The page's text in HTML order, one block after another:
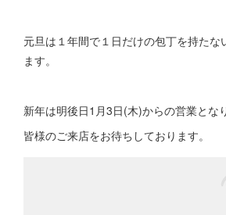
元旦は１年間で１日だけの包丁を持たな
ます。
新年は明後日1月3日(木)からの営業とな
皆様のご来店をお待ちしております。